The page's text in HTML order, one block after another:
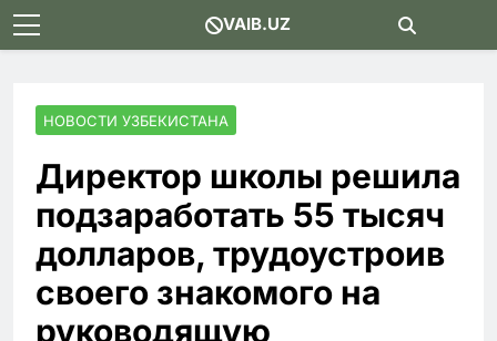
Skip
to
VAIB.UZ
НОВОСТИ УЗБЕКИСТАНА
Директор школы решила
подзаработать 55 тысяч
долларов, трудоустроив
своего знакомого на
руководящую